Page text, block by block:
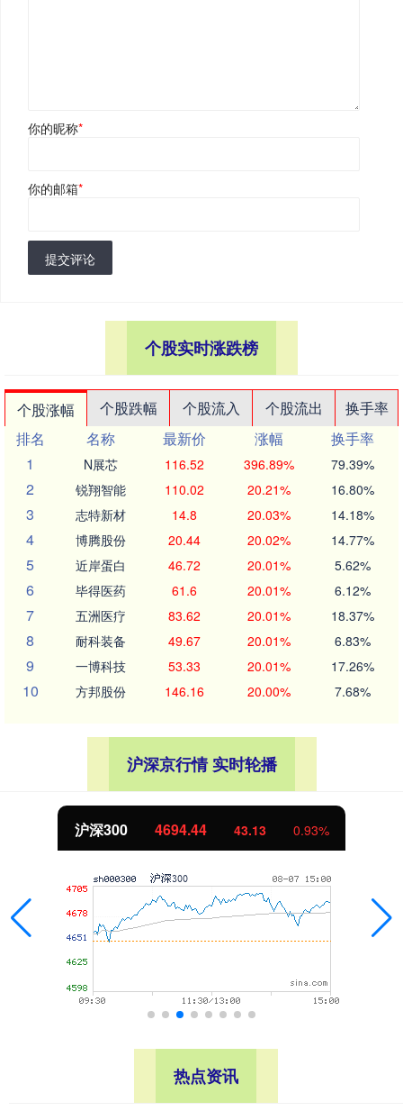
你的昵称*
你的邮箱*
提交评论
个股实时涨跌榜
个股涨幅 个股跌幅 个股流入 个股流出
换手率
排名
名称 最新价 涨幅
换手率
1
N展芯 116.52 396.89% 79.39%
2 锐翔智能 110.02 20.21% 16.80%
3 志特新材 14.8 20.03% 14.18%
4 博腾股份 20.44 20.02% 14.77%
5 近岸蛋白 46.72 20.01% 5.62%
6 毕得医药 61.6 20.01% 6.12%
7 五洲医疗 83.62 20.01% 18.37%
8 耐科装备 49.67 20.01% 6.83%
9 一博科技 53.33 20.01% 17.26%
10 方邦股份 146.16 20.00% 7.68%
沪深京行情 实时轮播
沪深300 4694.44 43.13 0.93%
热点资讯